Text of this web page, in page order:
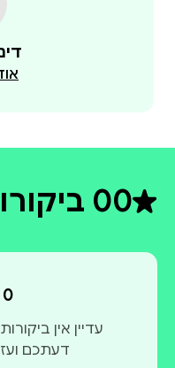
0דירוג ממוצע
0 ביקורות
0 ביקורות
עדיין אין
דעתכם